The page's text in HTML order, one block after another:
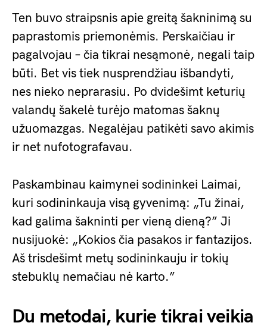
Ten buvo straipsnis apie greitą šakninimą su
paprastomis priemonėmis. Perskaičiau ir
pagalvojau – čia tikrai nesąmonė, negali taip
būti. Bet vis tiek nusprendžiau išbandyti,
nes nieko neprarasiu. Po dvidešimt keturių
valandų šakelė turėjo matomas šaknų
užuomazgas. Negalėjau patikėti savo akimis
ir net nufotografavau.
Paskambinau kaimynei sodininkei Laimai,
kuri sodininkauja visą gyvenimą: „Tu žinai,
kad galima šakninti per vieną dieną?” Ji
nusijuokė: „Kokios čia pasakos ir fantazijos.
Aš trisdešimt metų sodininkauju ir tokių
stebuklų nemačiau nė karto.”
Du metodai, kurie tikrai veikia